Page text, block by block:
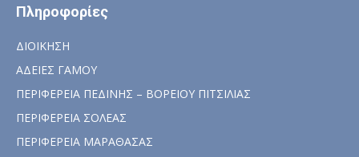
Πληροφορίες
ΔΙΟΙΚΗΣΗ
ΑΔΕΙΕΣ ΓΑΜΟΥ
ΠΕΡΙΦΕΡΕΙΑ ΠΕΔΙΝΗΣ – ΒΟΡΕΙΟΥ ΠΙΤΣΙΛΙΑΣ
ΠΕΡΙΦΕΡΕΙΑ ΣΟΛΕΑΣ
ΠΕΡΙΦΕΡΕΙΑ ΜΑΡΑΘΑΣΑΣ